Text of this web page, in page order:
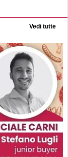
Vedi tutte